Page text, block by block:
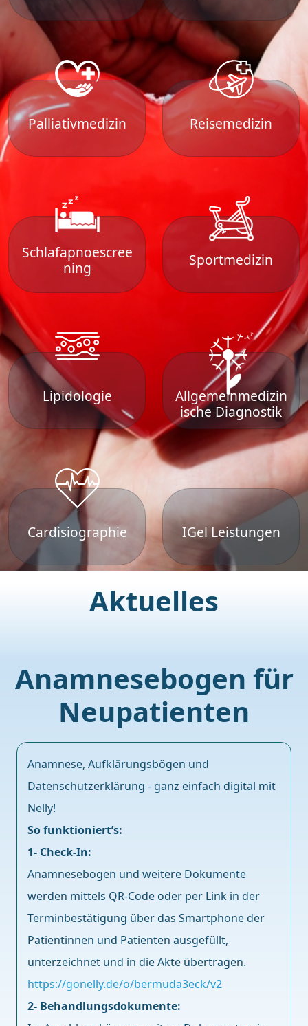
Palliativmedizin Reisemedizin
Schlafapnoescree
ning
Sportmedizin
Lipidologie
Allgemeinmedizin
ische Diagnostik
Cardisiographie IGel Leistungen
Aktuelles
Anamnesebogen für
Neupatienten
Anamnese, Aufklärungsbögen und
Datenschutzerklärung - ganz einfach digital mit
Nelly!
So funktioniert’s:
1- Check-In:
Anamnesebogen und weitere Dokumente
werden mittels QR-Code oder per Link in der
Terminbestätigung über das Smartphone der
Patientinnen und Patienten ausgefüllt,
unterzeichnet und in die Akte übertragen.
https://gonelly.de/o/bermuda3eck/v2
2- Behandlungsdokumente: